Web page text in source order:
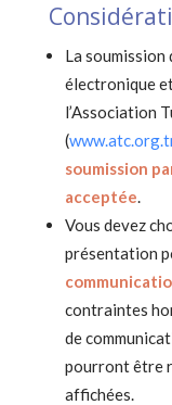
La soumission
électronique
l’Association
(
soumission
acceptée.
Vous devez
présentation
contraintes
de
pourront être
affichées.